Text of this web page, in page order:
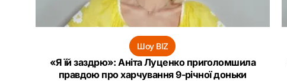
Шоу BIZ
«Я їй заздрю»: Аніта Луценко приголомшила
правдою про харчування 9-річної доньки